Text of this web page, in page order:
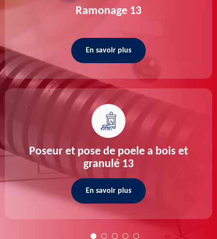
Ramonage 13
En savoir plus
Poseur et pose de poele a bois et
granulé 13
En savoir plus